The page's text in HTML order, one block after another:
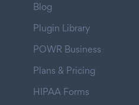
Blog
Plugin Library
POWR Business
Plans & Pricing
HIPAA Forms